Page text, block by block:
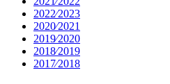
2022⁄2023
2020⁄2021
2019⁄2020
2018⁄2019
2017⁄2018